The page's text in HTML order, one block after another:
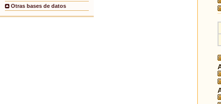
Otras bases de datos